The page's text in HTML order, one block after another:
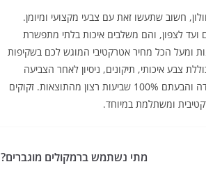
חשוב שתעשו זאת עם צבעי מקצועי ומיומן.
ועד לצפון, והם משלבים איכות בלתי מתפשרת
ומעל הכל מחיר אטרקטיבי המוגש לכם בשקיפות
צבע איכותי, תיקונים, ניסיון לאחר הצביעה
וריסוס נגד חרקים במתנה. והתשלום? הוא מתבצע רק לאחר שאישרתם את העבודה והבעתם 100% שביעות רצון מהתוצאות. זקוקים
ומשתלמת במיוחד.
מתי נשתמש ברמקולים מוגברים?